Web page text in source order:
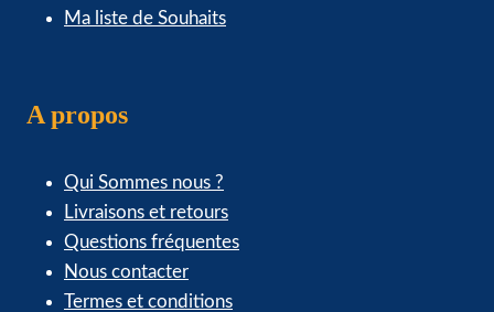
Ma liste de Souhaits
A propos
Qui Sommes nous ?
Livraisons et retours
Questions fréquentes
Nous contacter
Termes et conditions